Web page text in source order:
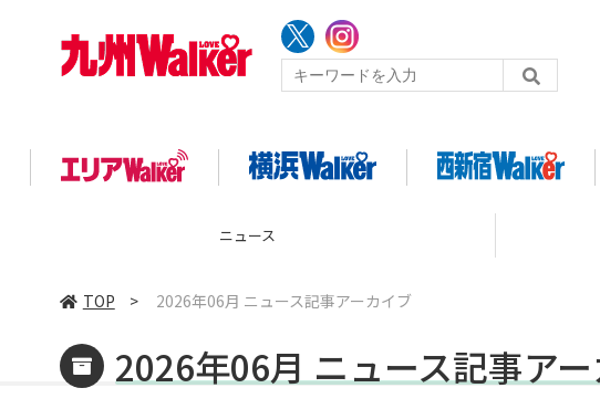
ニュース
TOP > 2026年06月 ニュース記事アーカイブ
2026年06月 ニュース記事ア